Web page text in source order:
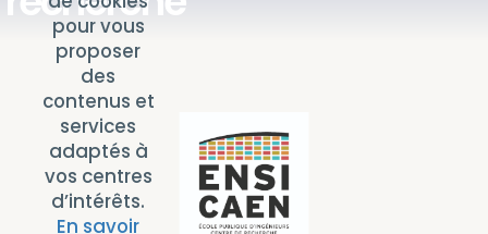
pour vous
proposer
des
contenus et
services
adaptés à
vos centres
d’intérêts.
En savoir